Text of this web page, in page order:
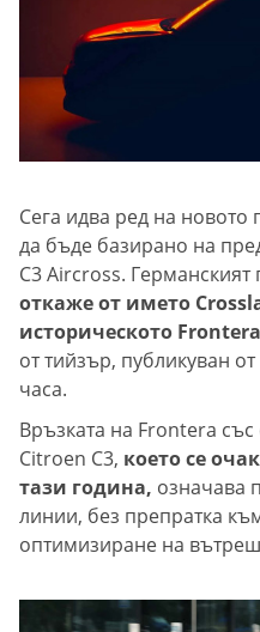
Сега идва ред на новото
да бъде базирано на
C3 Aircross.
откаже от името
историческото
от тийзър, публикуван
часа.
Връзката на Frontera
Citroen C3, което се
тази година, означава
линии, без препратка
оптимизиране на